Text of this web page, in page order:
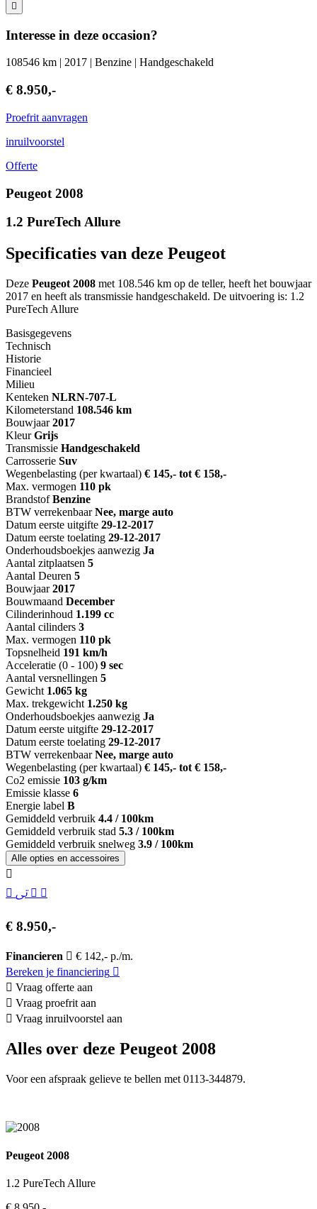
Interesse in deze occasion?
108546 km | 2017 | Benzine | Handgeschakeld
€ 8.950,-
Proefrit aanvragen
inruilvoorstel
Offerte
Peugeot 2008
1.2 PureTech Allure
Specificaties van deze Peugeot
Deze Peugeot 2008 met 108.546 km op de teller, heeft het bouwjaar
2017 en heeft als transmissie handgeschakeld. De uitvoering is: 1.2
PureTech Allure
Basisgegevens
Technisch
Historie
Financieel
Milieu
Kenteken NLRN-707-L
Kilometerstand 108.546 km
Bouwjaar 2017
Kleur Grijs
Transmissie Handgeschakeld
Carrosserie Suv
Wegenbelasting (per kwartaal) € 145,- tot € 158,-
Max. vermogen 110 pk
Brandstof Benzine
BTW verrekenbaar Nee, marge auto
Datum eerste uitgifte 29-12-2017
Datum eerste toelating 29-12-2017
Onderhoudsboekjes aanwezig Ja
Aantal zitplaatsen 5
Aantal Deuren 5
Bouwjaar 2017
Bouwmaand December
Cilinderinhoud 1.199 cc
Aantal cilinders 3
Max. vermogen 110 pk
Topsnelheid 191 km/h
Acceleratie (0 - 100) 9 sec
Aantal versnellingen 5
Gewicht 1.065 kg
Max. trekgewicht 1.250 kg
Onderhoudsboekjes aanwezig Ja
Datum eerste uitgifte 29-12-2017
Datum eerste toelating 29-12-2017
BTW verrekenbaar Nee, marge auto
Wegenbelasting (per kwartaal) € 145,- tot € 158,-
Co2 emissie 103 g/km
Emissie klasse 6
Energie label B
Gemiddeld verbruik 4.4 / 100km
Gemiddeld verbruik stad 5.3 / 100km
Gemiddeld verbruik snelweg 3.9 / 100km
Alle opties en accessoires
€ 8.950,-
Financieren
€ 142,- p./m.
Bereken je financiering
Vraag offerte aan
Vraag proefrit aan
Vraag inruilvoorstel aan
Alles over deze Peugeot 2008
Voor een afspraak gelieve te bellen met 0113-344879.
Peugeot 2008
1.2 PureTech Allure